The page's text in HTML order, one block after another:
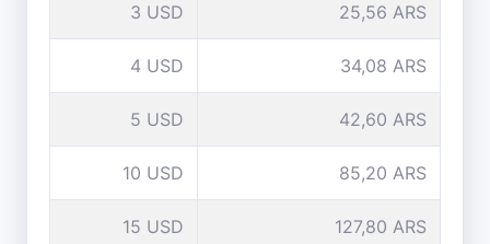
3 USD 25,56 ARS
4 USD 34,08 ARS
5 USD 42,60 ARS
10 USD 85,20 ARS
15 USD 127,80 ARS